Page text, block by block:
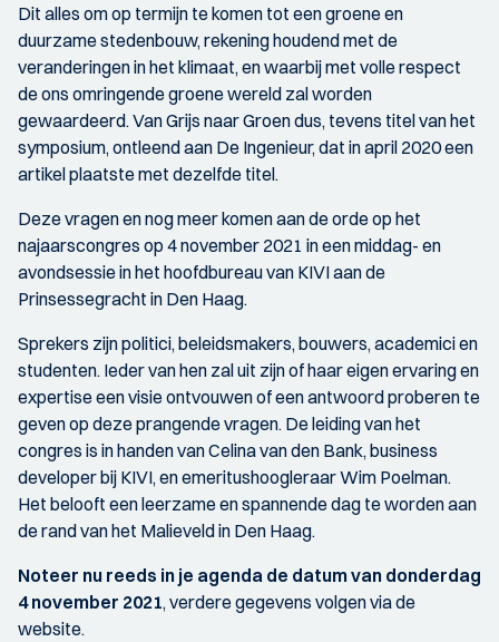
Dit alles om op termijn te komen tot een groene en
duurzame stedenbouw, rekening houdend met de
veranderingen in het klimaat, en waarbij met volle respect
de ons omringende groene wereld zal worden
gewaardeerd. Van Grijs naar Groen dus, tevens titel van het
symposium, ontleend aan De Ingenieur, dat in april 2020 een
artikel plaatste met dezelfde titel.
Deze vragen en nog meer komen aan de orde op het
najaarscongres op 4 november 2021 in een middag- en
avondsessie in het hoofdbureau van KIVI aan de
Prinsessegracht in Den Haag.
Sprekers zijn politici, beleidsmakers, bouwers, academici en
studenten. Ieder van hen zal uit zijn of haar eigen ervaring en
expertise een visie ontvouwen of een antwoord proberen te
geven op deze prangende vragen. De leiding van het
congres is in handen van Celina van den Bank, business
developer bij KIVI, en emeritushoogleraar Wim Poelman.
Het belooft een leerzame en spannende dag te worden aan
de rand van het Malieveld in Den Haag.
Noteer nu reeds in je agenda de datum van donderdag
4 november 2021, verdere gegevens volgen via de
website.